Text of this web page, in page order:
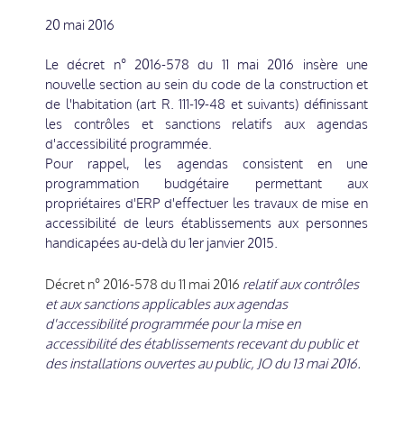
20 mai 2016
Le décret n° 2016-578 du 11 mai 2016 insère une
nouvelle section au sein du code de la construction et
de l'habitation (art R. 111-19-48 et suivants) définissant
les contrôles et sanctions relatifs aux agendas
d'accessibilité programmée.
Pour rappel, les agendas consistent en une
programmation budgétaire permettant aux
propriétaires d'ERP d'effectuer les travaux de mise en
accessibilité de leurs établissements aux personnes
handicapées au-delà du 1er janvier 2015.
Décret n° 2016-578 du 11 mai 2016 relatif aux contrôles
et aux sanctions applicables aux agendas
d'accessibilité programmée pour la mise en
accessibilité des établissements recevant du public et
des installations ouvertes au public, JO du 13 mai 2016.